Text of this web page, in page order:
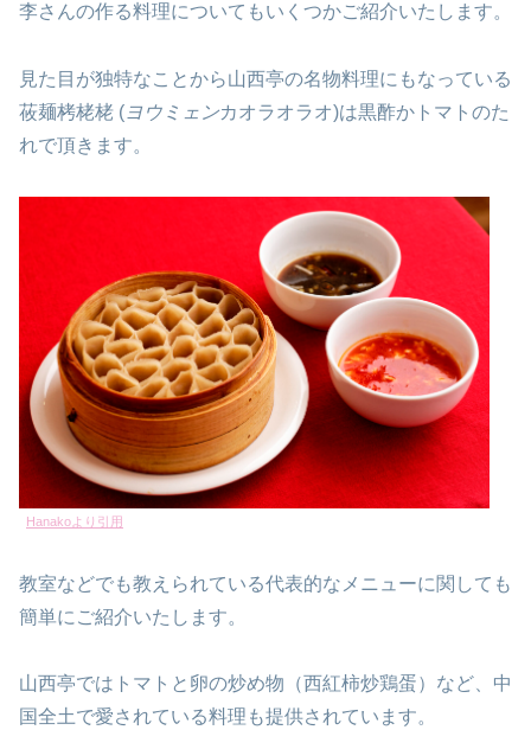
李さんの作る料理についてもいくつかご紹介いたします。
見た目が独特なことから山西亭の名物料理にもなっている
莜麺栲栳栳 ( ヨウミェンカオラオラオ)は黒酢かトマトのた
れで頂きます。
Hanakoより引用
教室などでも教えられている代表的なメニューに関しても
簡単にご紹介いたします。
山西亭ではトマトと卵の炒め物（西紅柿炒鶏蛋）など、中
国全土で愛されている料理も提供されています。